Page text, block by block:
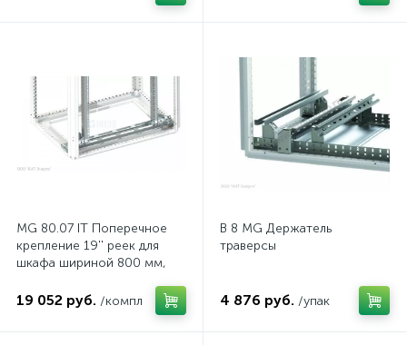
MG 80.07 IT Поперечное
крепление 19'' реек для
шкафа шириной 800 мм,
19 052 руб. /компл
B 8 MG Держатель
траверсы
4 876 руб. /упак